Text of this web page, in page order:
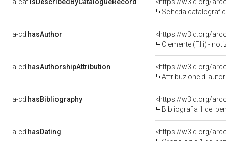
Scheda
a-cd:hasAuthor
<https://w3id.org/
Clemente (F.lli) -
a-cd:hasAuthorshipAttribution
<https://w3id.org/
Attribuzione di
a-cd:hasBibliography
<https://w3id.org/
Bibliografia 1 del
a-cd:hasDating
<https://w3id.org/